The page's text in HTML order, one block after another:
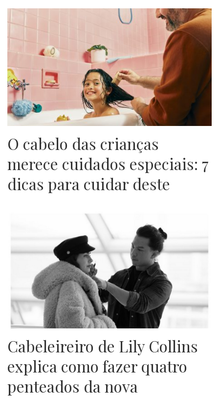
O cabelo das crianças
merece cuidados especiais: 7
dicas para cuidar deste
Cabeleireiro de Lily Collins
explica como fazer quatro
penteados da nova